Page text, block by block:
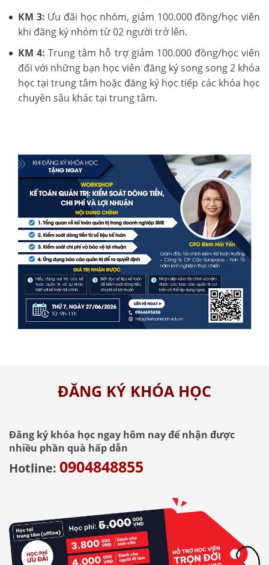
KM 3: Ưu đãi học nhóm, giảm 100.000 đồng/học viên
khi đăng ký nhóm từ 02 người trở lên.
KM 4: Trung tâm hỗ trợ giảm 100.000 đồng/học viên
đối với những bạn học viên đăng ký song song 2 khóa
học tại trung tâm hoặc đăng ký học tiếp các khóa học
chuyên sâu khác tại trung tâm.
ĐĂNG KÝ KHÓA HỌC
Đăng ký khóa học ngay hôm nay để nhận được
nhiều phần quà hấp dẫn
Hotline: 0904848855